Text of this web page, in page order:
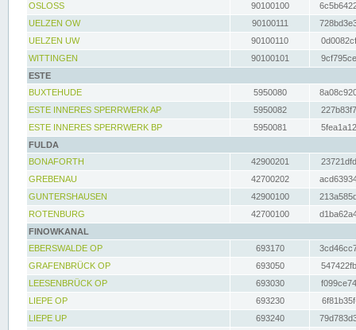
OSLOSS
90100100
UELZEN OW
90100111
UELZEN UW
90100110
WITTINGEN
90100101
ESTE
BUXTEHUDE
5950080
ESTE INNERES SPERRWERK AP
5950082
ESTE INNERES SPERRWERK BP
5950081
FULDA
BONAFORTH
42900201
GREBENAU
42700202
GUNTERSHAUSEN
42900100
ROTENBURG
42700100
FINOWKANAL
EBERSWALDE OP
693170
GRAFENBRÜCK OP
693050
LEESENBRÜCK OP
693030
LIEPE OP
693230
LIEPE UP
693240